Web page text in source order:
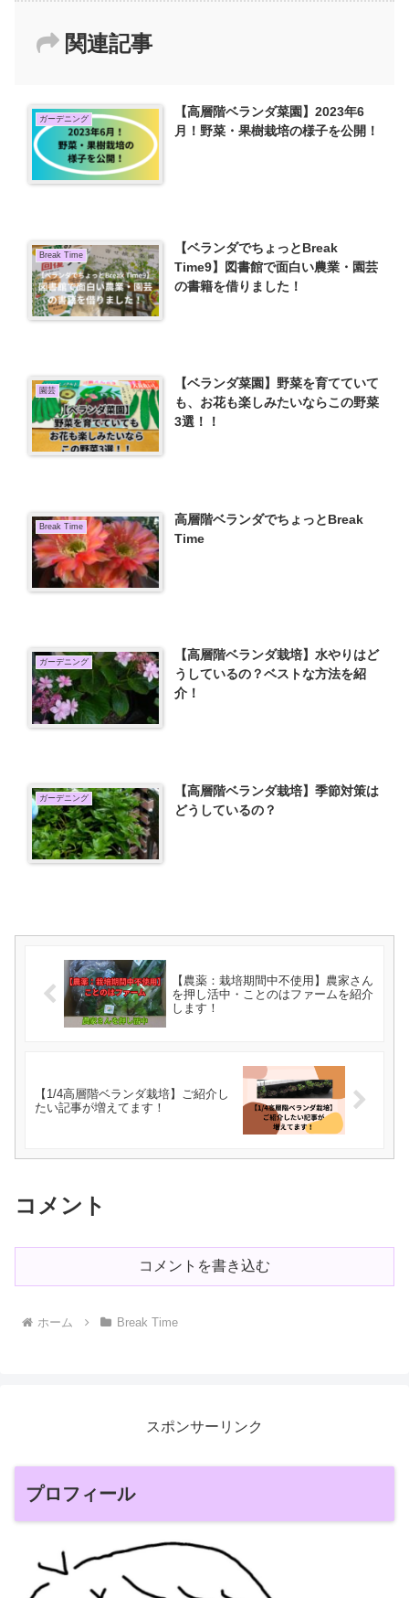
関連記事
ガーデニング
【高層階ベランダ菜園】2023年6
月！野菜・果樹栽培の様子を公開！
Break Time
【ベランダでちょっとBreak
Time9】図書館で面白い農業・園芸
の書籍を借りました！
園芸
【ベランダ菜園】野菜を育てていて
も、お花も楽しみたいならこの野菜
3選！！
Break Time
高層階ベランダでちょっとBreak
Time
ガーデニング
【高層階ベランダ栽培】水やりはど
うしているの？ベストな方法を紹
介！
ガーデニング
【高層階ベランダ栽培】季節対策は
どうしているの？
【農薬：栽培期間中不使用】農家さん
を押し活中・ことのはファームを紹介
します！
【1/4高層階ベランダ栽培】ご紹介し
たい記事が増えてます！
コメント
コメントを書き込む
ホーム Break Time
スポンサーリンク
プロフィール